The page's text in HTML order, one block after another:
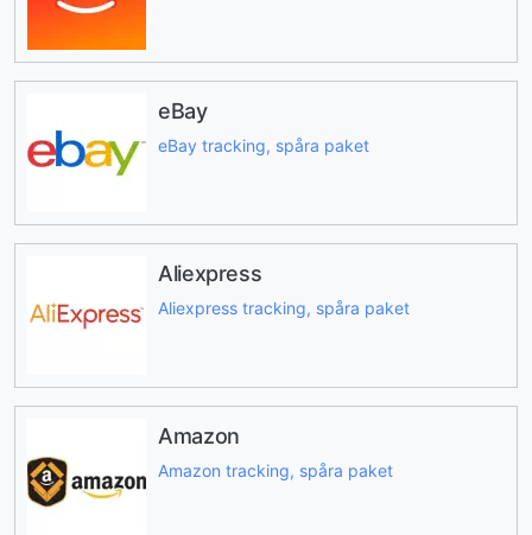
eBay
eBay tracking, spåra paket
Aliexpress
Aliexpress tracking, spåra paket
Amazon
Amazon tracking, spåra paket